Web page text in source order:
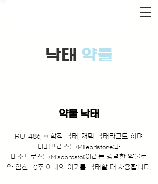
낙태 약물
약물 낙태
RU-486, 화학적 낙태, 재택 낙태라고도 하며
미페프리스톤(Mifepristone)과
미소프로스톨(Misoprostol)이라는 강력한 약물로
약 임신 10주 이내의 아기를 낙태할 때 사용합니다.